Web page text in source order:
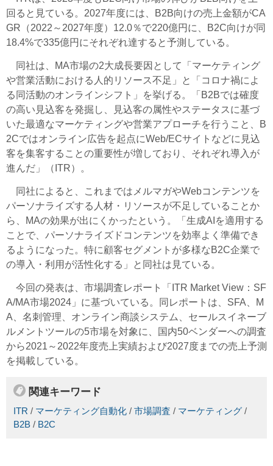
回ると見ている。2027年度には、B2B向けの売上金額がCA
GR（2022～2027年度）12.0％で220億円に、B2C向けが同
18.4%で335億円にそれぞれ達すると予測している。
同社は、MA市場の2大成長要因として「マーケティング
や営業活動における人的リソース不足」と「コロナ禍によ
る同活動のオンラインシフト」を挙げる。「B2Bでは確度
の高い見込客を発掘し、見込客の属性やステータスに基づ
いた最適なマーケティングや営業アプローチを行うこと、B
2Cではオンライン広告を起点にWeb/ECサイトなどに見込
客を集客することの重要性が増しており、それぞれ導入が
進んだ」（ITR）。
同社によると、これまではメルマガやWebコンテンツを
パーソナライズする人材・リソースが不足していることか
ら、MAの効果が出にくかったという。「生成AIを適用する
ことで、パーソナライズドコンテンツを効率よく準備でき
るようになった。特に顧客セグメントが多様なB2C企業で
の導入・利用が活性化する」と同社は見ている。
今回の発表は、市場調査レポート「ITR Market View：SF
A/MA市場2024」に基づいている。同レポートは、SFA、M
A、名刺管理、オンライン商談システム、セールスイネーブ
ルメントツールの5市場を対象に、国内50ベンダーへの調査
から2021～2022年度売上実績および2027度までの売上予測
を掲載している。
関連キーワード
ITR / マーケティング自動化 / 市場調査 / マーケティング /
B2B / B2C